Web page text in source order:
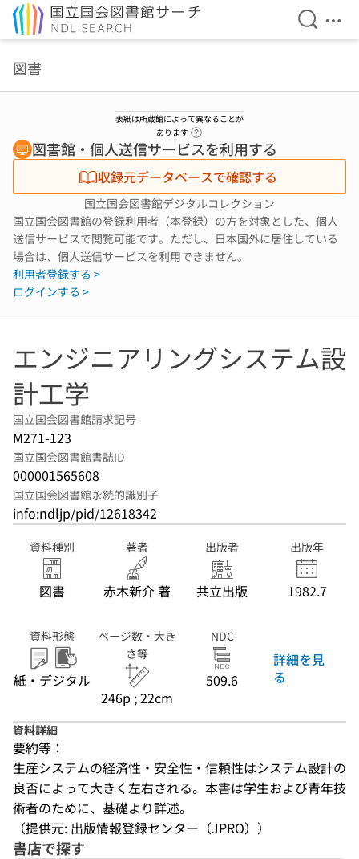
検索を
メ
図書
表紙は所蔵館によって異なることが
あります
図書館・個人送信サービスを利用する
収録元データベースで確認する
国立国会図書館デジタルコレクション
国立国会図書館の登録利用者（本登録）の方を対象とした、個人
送信サービスで閲覧可能です。ただし、日本国外に居住している
場合は、個人送信サービスを利用できません。
利用者登録する >
ログインする >
エンジニアリングシステム設
計工学
国立国会図書館請求記号
M271-123
国立国会図書館書誌ID
000001565608
国立国会図書館永続的識別子
info:ndljp/pid/12618342
資料種別
図書
著者
赤木新介 著
出版者
共立出版
出版年
1982.7
資料形態
紙・デジタル
ページ数・大き
さ等
246p ; 22cm
NDC
509.6
詳細を見
る
資料詳細
要約等：
生産システムの経済性・安全性・信頼性はシステム設計の
良否によって大きく左右される。本書は学生および青年技
術者のために、基礎より詳述。
（提供元: 出版情報登録センター（JPRO））
書店で探す